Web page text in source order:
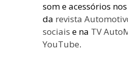
som e acessórios
da revista
sociais e na TV
YouTube.